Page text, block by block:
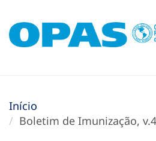
Início
Boletim de Imunização,